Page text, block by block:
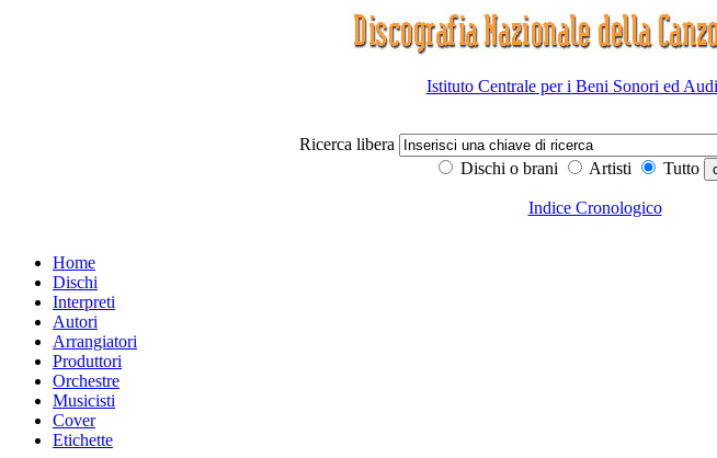
Istituto Centrale per i Beni Sonori ed
Ricerca libera
Dischi o brani
Artisti Tutto
Indice Cronologico
Home
Dischi
Interpreti
Autori
Arrangiatori
Produttori
Orchestre
Musicisti
Cover
Etichette